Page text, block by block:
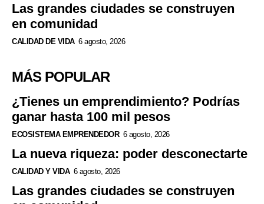
Las grandes ciudades se construyen
en comunidad
CALIDAD DE VIDA 6 agosto, 2026
MÁS POPULAR
¿Tienes un emprendimiento? Podrías
ganar hasta 100 mil pesos
ECOSISTEMA EMPRENDEDOR 6 agosto, 2026
La nueva riqueza: poder desconectarte
CALIDAD Y VIDA 6 agosto, 2026
Las grandes ciudades se construyen